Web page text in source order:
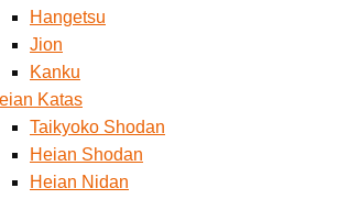
Hangetsu
Jion
Kanku
Katas
Taikyoko Shodan
Heian Shodan
Heian Nidan